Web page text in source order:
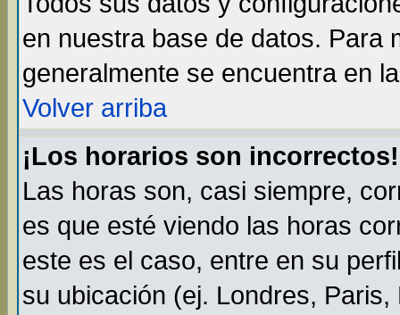
en nuestra base de datos. Para
generalmente se encuentra en
Volver arriba
¡Los horarios son incorrectos!
Las horas son, casi siempre,
es que esté viendo las horas
este es el caso, entre en su
su ubicación (ej. Londres,